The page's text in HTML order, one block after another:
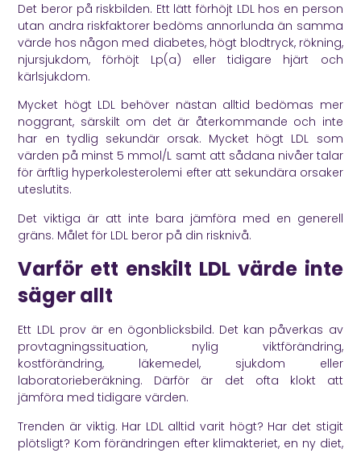
Det beror på riskbilden. Ett lätt förhöjt LDL hos en person
utan andra riskfaktorer bedöms annorlunda än samma
värde hos någon med diabetes, högt blodtryck, rökning,
njursjukdom, förhöjt Lp(a) eller tidigare hjärt och
kärlsjukdom.
Mycket högt LDL behöver nästan alltid bedömas mer
noggrant, särskilt om det är återkommande och inte
har en tydlig sekundär orsak. Mycket högt LDL som
värden på minst 5 mmol/L samt att sådana nivåer talar
för ärftlig hyperkolesterolemi efter att sekundära orsaker
uteslutits.
Det viktiga är att inte bara jämföra med en generell
gräns. Målet för LDL beror på din risknivå.
Varför ett enskilt LDL värde inte
säger allt
Ett LDL prov är en ögonblicksbild. Det kan påverkas av
provtagningssituation, nylig viktförändring,
kostförändring, läkemedel, sjukdom eller
laboratorieberäkning. Därför är det ofta klokt att
jämföra med tidigare värden.
Trenden är viktig. Har LDL alltid varit högt? Har det stigit
plötsligt? Kom förändringen efter klimakteriet, en ny diet,